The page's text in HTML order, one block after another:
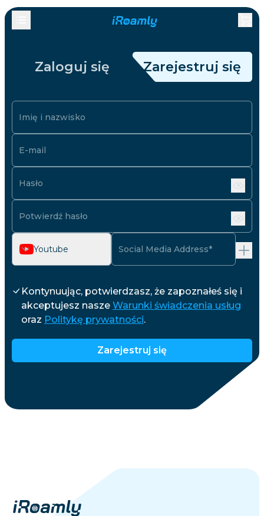
Zaloguj się Zarejestruj się
Imię i nazwisko
E-mail
Hasło
Potwierdź hasło
Youtube Social Media Address*
Kontynuując, potwierdzasz, że zapoznałeś się i
akceptujesz nasze Warunki świadczenia usług
oraz Politykę prywatności.
Zarejestruj się